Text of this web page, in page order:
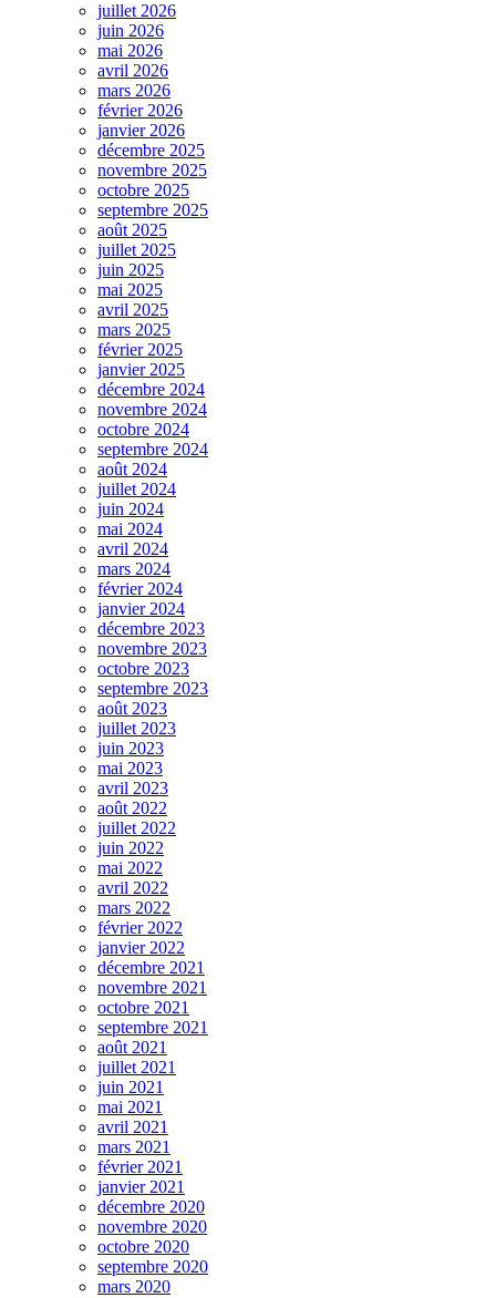
juillet 2026
juin 2026
mai 2026
avril 2026
mars 2026
février 2026
janvier 2026
décembre 2025
novembre 2025
octobre 2025
septembre 2025
août 2025
juillet 2025
juin 2025
mai 2025
avril 2025
mars 2025
février 2025
janvier 2025
décembre 2024
novembre 2024
octobre 2024
septembre 2024
août 2024
juillet 2024
juin 2024
mai 2024
avril 2024
mars 2024
février 2024
janvier 2024
décembre 2023
novembre 2023
octobre 2023
septembre 2023
août 2023
juillet 2023
juin 2023
mai 2023
avril 2023
août 2022
juillet 2022
juin 2022
mai 2022
avril 2022
mars 2022
février 2022
janvier 2022
décembre 2021
novembre 2021
octobre 2021
septembre 2021
août 2021
juillet 2021
juin 2021
mai 2021
avril 2021
mars 2021
février 2021
janvier 2021
décembre 2020
novembre 2020
octobre 2020
septembre 2020
mars 2020